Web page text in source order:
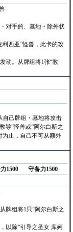
对手的、墓地・除外状
西亚”怪兽，此卡的攻
动。从牌组将1张“教
己牌组・墓地将攻击
导”怪兽或“阿尔白斯之
为止，自己不可从额外
1500 守备力1500
牌组将1只“阿尔白斯之
以除“引导之圣女 库妸